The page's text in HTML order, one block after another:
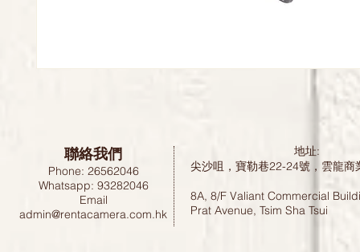
聯絡我們
Phone: 26562046
Whatsapp: 93282046
Email
admin@rentacamera.com.hk
地址:
尖沙咀，寶勒巷22-24號，雲龍
8A, 8/F Valiant Commercial
Prat Avenue, Tsim Sha Tsui